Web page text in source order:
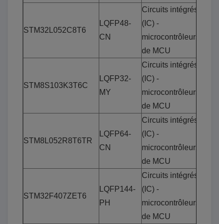
STM32L052C8T6
LQFP48-
CN
Circuits intégrés
(IC) -
microcontrôleurs
de MCU
STM8S103K3T6C
LQFP32-
MY
Circuits intégrés
(IC) -
microcontrôleurs
de MCU
STM8L052R8T6TR
LQFP64-
CN
Circuits intégrés
(IC) -
microcontrôleurs
de MCU
STM32F407ZET6
LQFP144-
PH
Circuits intégrés
(IC) -
microcontrôleurs
de MCU